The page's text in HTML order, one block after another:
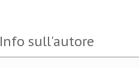
Info sull'autore